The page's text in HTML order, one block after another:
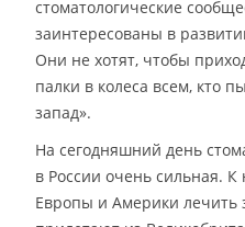
стоматологические
заинтересованы в
Они не хотят, чтобы
палки в колеса всем, кто
запад».
На сегодняшний день
в России очень сильная.
Европы и Америки лечить